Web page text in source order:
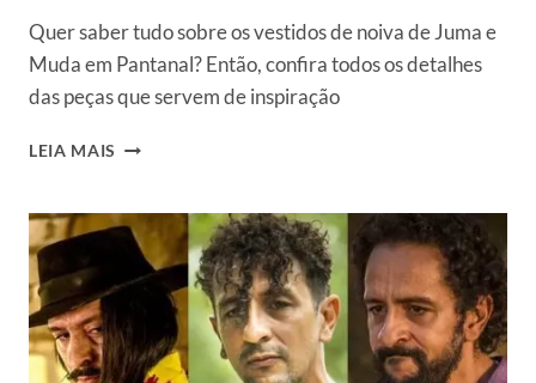
Quer saber tudo sobre os vestidos de noiva de Juma e
Muda em Pantanal? Então, confira todos os detalhes
das peças que servem de inspiração
LEIA MAIS VESTIDO
DE
JUMA
MUDA
PANTANAL:
VEJA